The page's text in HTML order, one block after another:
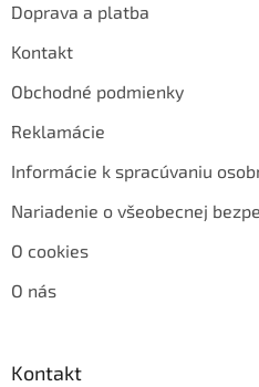
Doprava a platba
Kontakt
Obchodné podmienky
Reklamácie
Informácie k spracúvaniu
Nariadenie o všeobecnej
O cookies
O nás
Kontakt